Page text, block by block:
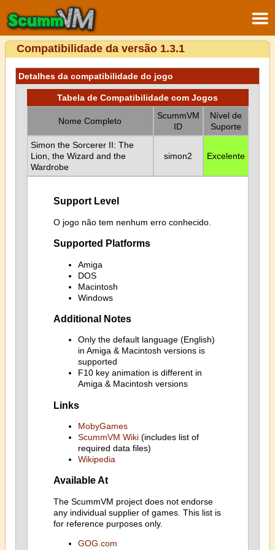
Compatibilidade da versão 1.3.1
Detalhes da compatibilidade do jogo
Tabela de Compatibilidade com Jogos
Nome Completo
ScummVM
ID
Nível de
Suporte
Simon the Sorcerer II: The
Lion, the Wizard and the
Wardrobe
simon2 Excelente
Support Level
O jogo não tem nenhum erro conhecido.
Supported Platforms
Amiga
DOS
Macintosh
Windows
Additional Notes
Only the default language (English)
in Amiga & Macintosh versions is
supported
F10 key animation is different in
Amiga & Macintosh versions
Links
MobyGames
ScummVM Wiki(includes list of
required data files)
Wikipedia
Available At
The ScummVM project does not endorse
any individual supplier of games. This list is
for reference purposes only.
GOG.com